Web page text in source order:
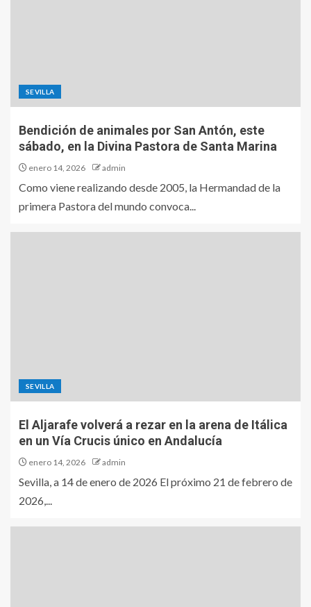
SEVILLA
Bendición de animales por San Antón, este
sábado, en la Divina Pastora de Santa Marina
enero 14, 2026 admin
Como viene realizando desde 2005, la Hermandad de la
primera Pastora del mundo convoca...
SEVILLA
El Aljarafe volverá a rezar en la arena de Itálica
en un Vía Crucis único en Andalucía
enero 14, 2026 admin
Sevilla, a 14 de enero de 2026 El próximo 21 de febrero de
2026,...